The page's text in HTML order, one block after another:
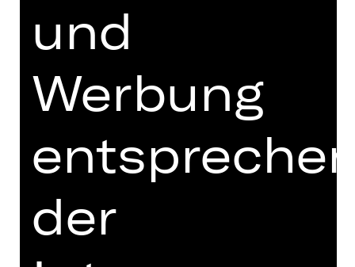
Libretto von Richard Genée nach der
Komödie „Le Réveillon“ von Meilhac
und Halévy
In deutscher Sprache mit englischen
Übertiteln
Glücklich ist, wer vergisst, was doch
nicht zu ändern ist? Wenn es nur so
einfach wäre! Dr. Falke kann nicht
vergessen, welche Schmach ihm vor
Jahren zugefügt wurde, und inszeniert
genüsslich seine „Rache der
Fledermaus“. Sie führt den Rentier
und
Werbung
der